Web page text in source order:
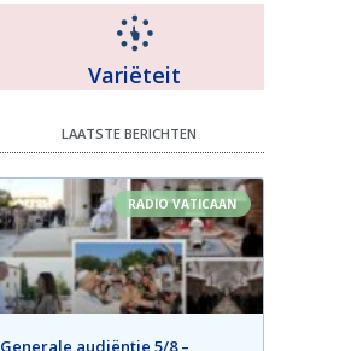
Variëteit
LAATSTE BERICHTEN
RADIO VATICAAN
Generale audiëntie 5/8 –